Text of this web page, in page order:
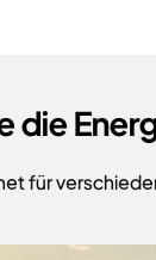
die
für